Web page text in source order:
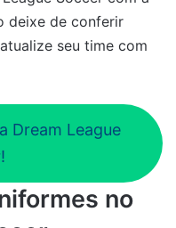
deixe de conferir
seu time com
Dream League
no